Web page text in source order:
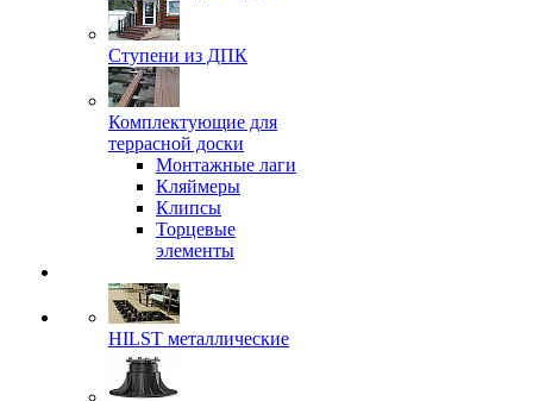
Ступени из ДПК
Комплектующие для
террасной доски
Монтажные лаги
Кляймеры
Клипсы
Торцевые
элементы
HILST металлические